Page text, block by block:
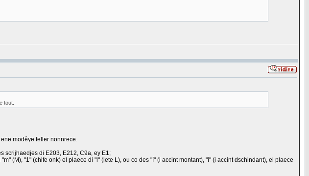
tout.
modêye feller nonnrece.
scrijhaedjes di E203, E212, C9a, ey E1;
(M), "1" (chife onk) el plaece di "l" (lete L), ou co des "í" (i accint montant), "ì" (i accint dschindant), el plaece